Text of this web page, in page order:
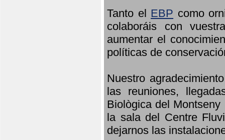
Tanto el EBP como
colaboráis con
aumentar el
políticas de
Nuestro
las reuniones,
Biològica del
la sala del Centre
dejarnos las